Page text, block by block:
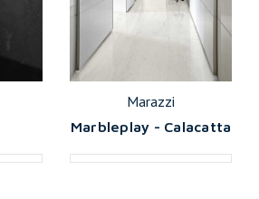
Marazzi
Marbleplay - Calacatta